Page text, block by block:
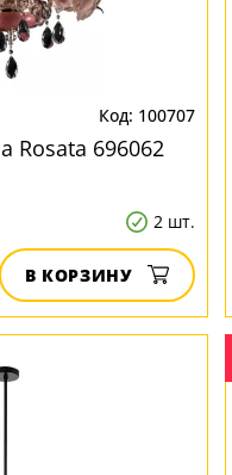
100707
Rosata 696062
2 шт.
В КОРЗИНУ